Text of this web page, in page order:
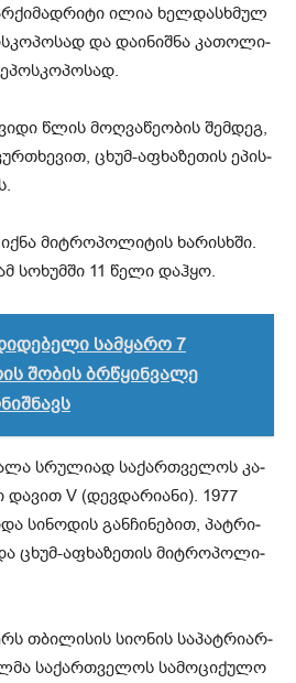
ილია ხელ­დას­ხმულ
და და­ი­ნიშ­ნა კა­თო­ლი­
წლის მოღ­ვა­წე­ო­ბის შემ­დეგ,
ცხუმ-აფხა­ზე­თის ეპის­
მიტ­რო­პო­ლი­ტის ხა­რისხში.
სო­ხუმ­ში 11 წელი დაჰ­ყო.
სამყარო 7
შობის ბრწყინვალე
სრუ­ლი­ად სა­ქარ­თვე­ლოს კა­
V (დევ­და­რი­ა­ნი). 1977
სი­ნო­დის გან­ჩი­ნე­ბით, პატ­რი­
ცხუმ-აფხა­ზე­თის მიტ­რო­პო­ლი­
თბი­ლი­სის სი­ო­ნის სა­პატ­რი­არ­
სა­ქარ­თვე­ლოს სა­მო­ცი­ქუ­ლო